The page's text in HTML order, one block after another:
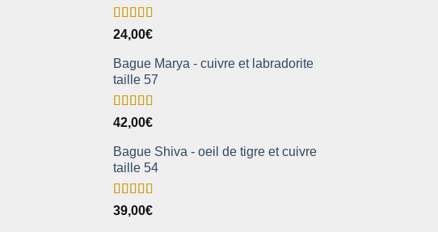
Note5.00
sur 5
24,00€
Bague Marya - cuivre et labradorite
taille 57
Note5.00
sur 5
42,00€
Bague Shiva - oeil de tigre et cuivre
taille 54
Note5.00
sur 5
39,00€